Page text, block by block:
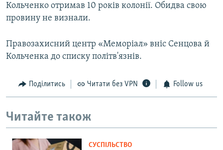
Кольченко отримав 10 років колонії. Обидва свою
провину не визнали.
Правозахисний центр «Меморіал» вніс Сенцова й
Кольченка до списку політв'язнів.
Поділитись Читати без VPN Follow us
Читайте також
СУСПІЛЬСТВО